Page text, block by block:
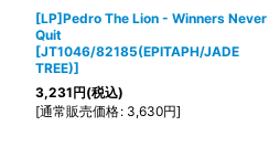
[LP]Pedro The Lion - Winners Never
Quit
[JT1046/82185(EPITAPH/JADE
TREE)]
3,231円(税込)
[通常販売価格: 3,630円]